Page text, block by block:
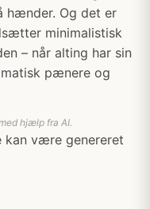
hænder. Og det er
minimalistisk
– når alting har sin
pænere og
hjælp fra AI.
kan være genereret